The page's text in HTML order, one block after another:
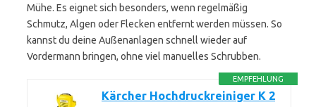
Mühe. Es eignet sich besonders, wenn regelmäßig
Schmutz, Algen oder Flecken entfernt werden müssen. So
kannst du deine Außenanlagen schnell wieder auf
Vordermann bringen, ohne viel manuelles Schrubben.
EMPFEHLUNG
Kärcher Hochdruckreiniger K 2